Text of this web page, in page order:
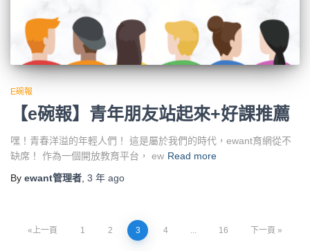
E碗報
【e碗報】青年朋友站起來+好課推薦
嘿！青春洋溢的年輕人們！ 這是屬於我們的時代，ewant育網從不
缺席！ 作為一個開放教育平台， ew Read more
By ewant管理者, 3 年 ago
文 上一頁 1 2 3 4 ... 16 下一頁